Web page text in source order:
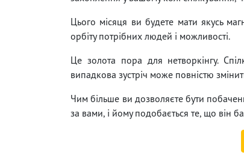
Цього місяця ви будете мати якусь
орбіту потрібних людей і можливості.
Це золота пора для нетворкінгу.
випадкова зустріч може повністю
Чим більше ви дозволяєте бути
за вами, і йому подобається те, що він